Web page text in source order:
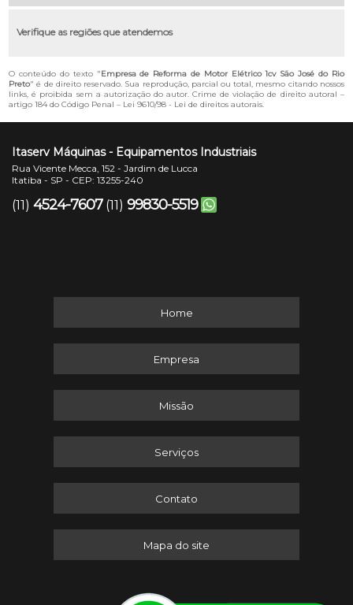
Verifique as regiões que atendemos
O conteúdo do texto "Empresa de Reforma de Motor Elétrico 1cv São José do Rio
Preto" é de direito reservado. Sua reprodução, parcial ou total, mesmo citando nossos
links, é proibida sem a autorização do autor. Crime de violação de direito autoral –
artigo 184 do Código Penal – Lei 9610/98 - Lei de direitos autorais.
Itaserv Máquinas - Equipamentos Industriais
Rua Vicente Mecca, 152 - Jardim de Lucca
Itatiba - SP - CEP: 13255-240
(11) 4524-7607 (11) 99830-5519
Home
Empresa
Missão
Serviços
Contato
Mapa do site